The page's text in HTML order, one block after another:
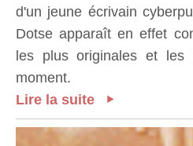
d'un jeune écrivain
Dotse apparaît en effet
les plus originales et les
moment.
Lire la suite